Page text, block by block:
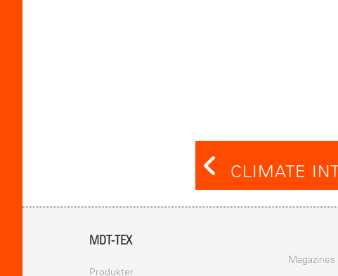
CLIMATE
MDT-TEX
Produkter
Magazines